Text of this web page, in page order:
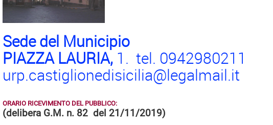
Sede del Municipio
PIAZZA LAURIA, 1. tel. 0942980211
urp.castiglionedisicilia@legalmail.it
ORARIO RICEVIMENTO DEL PUBBLICO:
(delibera G.M. n. 82 del 21/11/2019)